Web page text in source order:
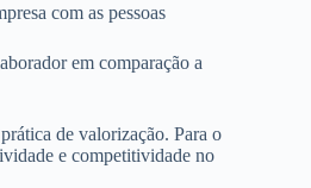
com as pessoas
em comparação a
de valorização. Para o
e competitividade no